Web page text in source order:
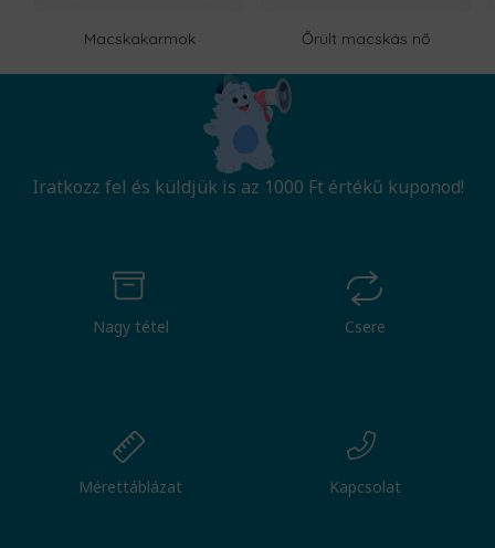
Macskakarmok Őrült macskás nő
Iratkozz fel és küldjük is az 1000 Ft értékű kuponod!
Nagy tétel Csere
Mérettáblázat Kapcsolat